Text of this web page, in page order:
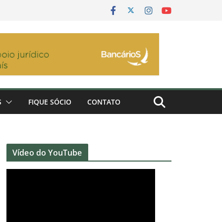
FIQUE SÓCIO CONTATO
Vídeo do YouTube